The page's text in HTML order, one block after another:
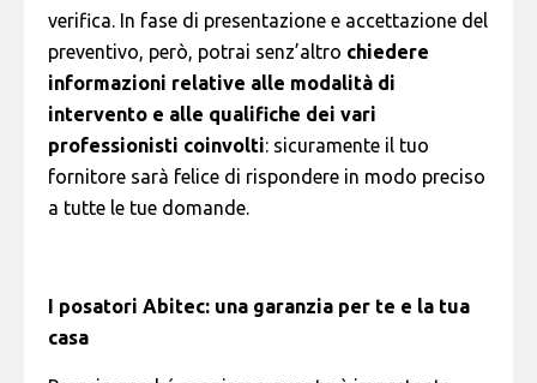
verifica. In fase di presentazione e accettazione del
preventivo, però, potrai senz’altro chiedere
informazioni relative alle modalità di
intervento e alle qualifiche dei vari
professionisti coinvolti: sicuramente il tuo
fornitore sarà felice di rispondere in modo preciso
a tutte le tue domande.
I posatori Abitec: una garanzia per te e la tua
casa